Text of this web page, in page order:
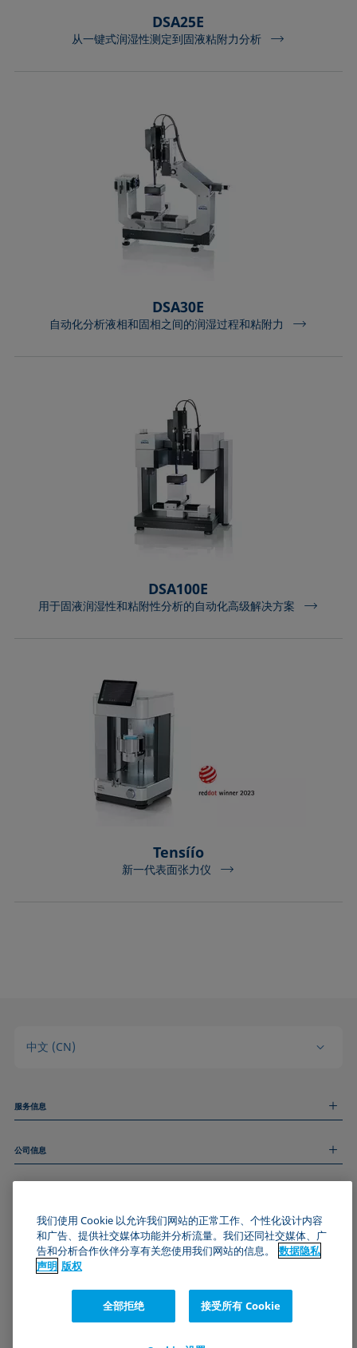
DSA25E
从一键式润湿性测定到固液粘附力分析
DSA30E
自动化分析液相和固相之间的润湿过程和粘附力
DSA100E
用于固液润湿性和粘附性分析的自动化高级解决方案
Tensíío
新一代表面张力仪
中文 (CN)
服务信息
技术服务
和我们取得联系
公司信息
关于我们
数据隐私声明
Cookie政策
订阅我们的新闻简报
加入KRÜSS社区
我们使用 Cookie 以允许我们网站的正常工作、个性化设计内容
和广告、提供社交媒体功能并分析流量。我们还同社交媒体、广
告和分析合作伙伴分享有关您使用我们网站的信息。
数据隐私
声明 版权
全部拒绝 接受所有 Cookie